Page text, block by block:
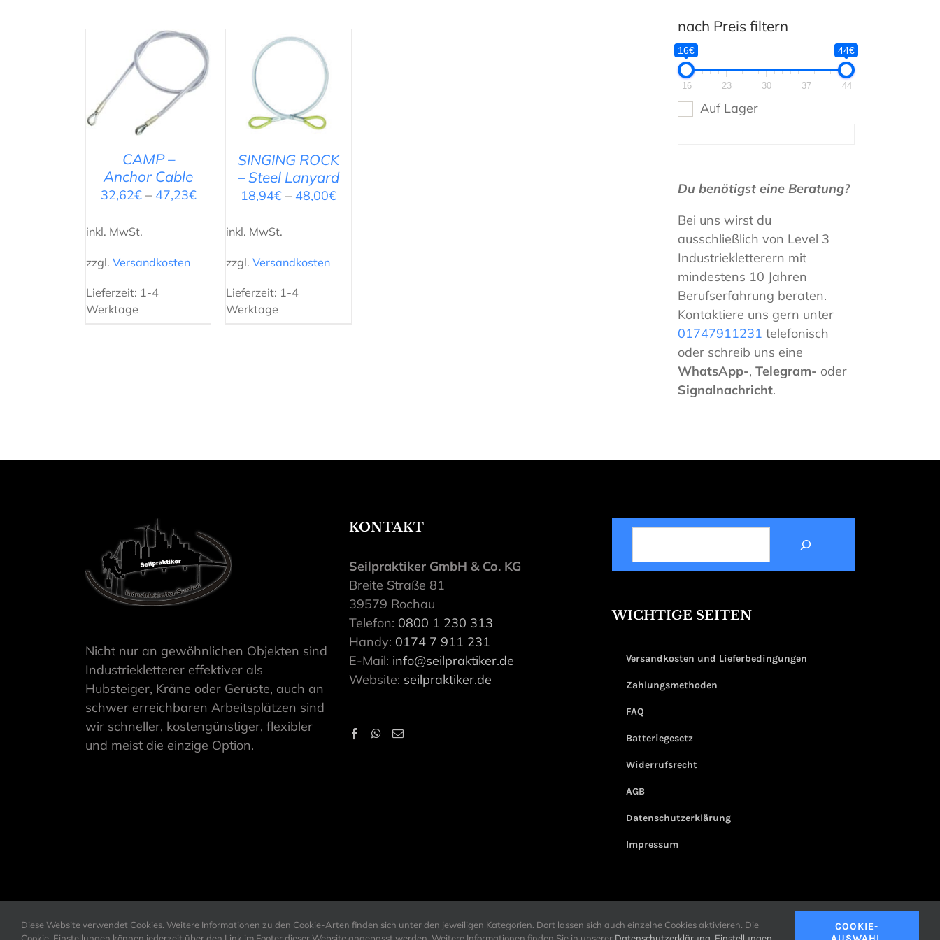
AUSFÜHRUNG
WÄHLEN
/
DETAILS
CAMP –
Anchor Cable
32,62€– 47,23€
inkl. MwSt.
zzgl. Versandkosten
Lieferzeit: 1-4
Werktage
AUSFÜHRUNG
WÄHLEN
DETAILS
SINGING ROCK
– Steel Lanyard
18,94€– 48,00€
inkl. MwSt.
zzgl.Versandkosten
Lieferzeit: 1-4
Werktage
nach Preis filtern
16€ 44€
16 23 30 37 44
Auf Lager
Du benötigst eine Beratung?
Bei uns wirst du
ausschließlich von Level 3
Industriekletterern mit
mindestens 10 Jahren
Berufserfahrung beraten.
Kontaktiere uns gern unter
01747911231 telefonisch
oder schreib uns eine
WhatsApp-, Telegram- oder
Signalnachricht.
Nicht nur an gewöhnlichen Objekten sind
Industriekletterer effektiver als
Hubsteiger, Kräne oder Gerüste, auch an
schwer erreichbaren Arbeitsplätzen sind
wir schneller, kostengünstiger, flexibler
und meist die einzige Option.
KONTAKT
Seilpraktiker GmbH & Co. KG
Breite Straße 81
39579 Rochau
Telefon: 0800 1 230 313
Handy: 0174 7 911 231
E-Mail: info@seilpraktiker.de
Website: seilpraktiker.de
SUCHEN
WICHTIGE SEITEN
Versandkosten und Lieferbedingungen
Zahlungsmethoden
FAQ
Batteriegesetz
Widerrufsrecht
AGB
Datenschutzerklärung
Impressum
Diese Website verwendet Cookies. Weitere Informationen zu den Cookie-Arten finden sich unter den jeweiligen Kategorien. Dort lassen sich auch einzelne Cookies aktivieren. Die
COOKIE-